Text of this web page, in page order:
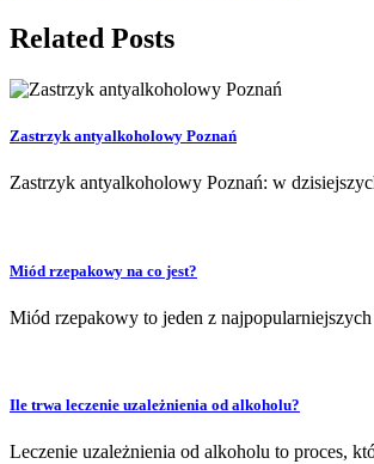
Related Posts
Zastrzyk antyalkoholowy Poznań
Zastrzyk antyalkoholowy Poznań: w
Miód rzepakowy na co jest?
Miód rzepakowy to jeden z
Ile trwa leczenie uzależnienia od alkoholu?
Leczenie uzależnienia od alkoholu to proces,